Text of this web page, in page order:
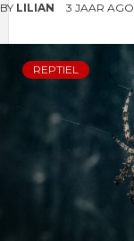
BY LILIAN 3 JAAR AGO
REPTIEL